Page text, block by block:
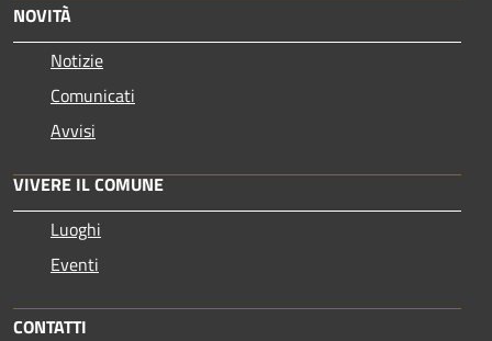
NOVITÀ
Notizie
Comunicati
Avvisi
VIVERE IL COMUNE
Luoghi
Eventi
CONTATTI